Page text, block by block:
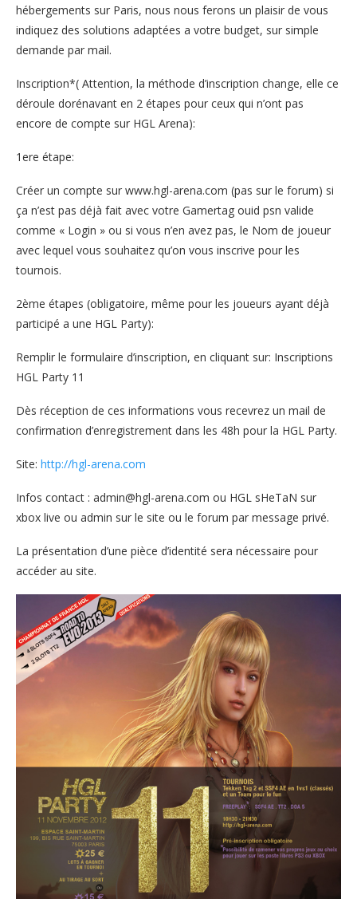
hébergements sur Paris, nous nous ferons un plaisir de vous
indiquez des solutions adaptées a votre budget, sur simple
demande par mail.
Inscription*( Attention, la méthode d’inscription change, elle ce
déroule dorénavant en 2 étapes pour ceux qui n’ont pas
encore de compte sur HGL Arena):
1ere étape:
Créer un compte sur www.hgl-arena.com (pas sur le forum) si
ça n’est pas déjà fait avec votre Gamertag ouid psn valide
comme « Login » ou si vous n’en avez pas, le Nom de joueur
avec lequel vous souhaitez qu’on vous inscrive pour les
tournois.
2ème étapes (obligatoire, même pour les joueurs ayant déjà
participé a une HGL Party):
Remplir le formulaire d’inscription, en cliquant sur: Inscriptions
HGL Party 11
Dès réception de ces informations vous recevrez un mail de
confirmation d’enregistrement dans les 48h pour la HGL Party.
Site: http://hgl-arena.com
Infos contact : admin@hgl-arena.com ou HGL sHeTaN sur
xbox live ou admin sur le site ou le forum par message privé.
La présentation d’une pièce d’identité sera nécessaire pour
accéder au site.